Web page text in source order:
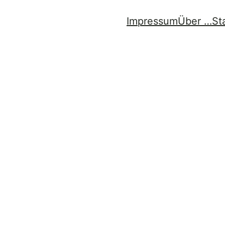
ImpressumÜber …